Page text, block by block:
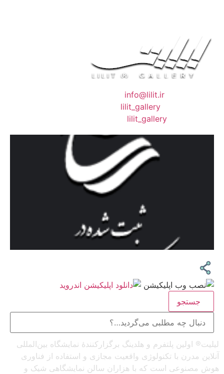
info@lilit.ir
lilit_gallery
lilit_gallery
جستجو
لیلیت® اولین پلتفرم و هلدینگ برگزارکنندهٔ نمایشگاه بین‌المللی
آنلاین مدرن با تکنولوژی واقعیت مجازی و استفاده از فناوری
هوش مصنوعی است که با هزاران سالن نمایشگاهی شیک و